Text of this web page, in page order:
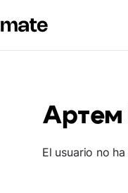
Артем
El usuario no